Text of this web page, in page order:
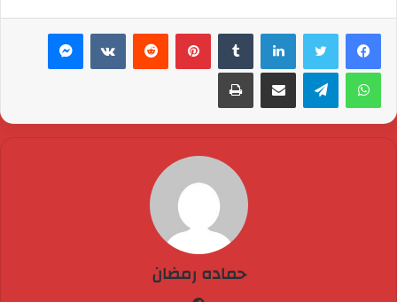
لينكدإن بينتيريست ماسنجر
واتساب تيلقرام مشاركة عبر البريد طباعة
حماده رمضان